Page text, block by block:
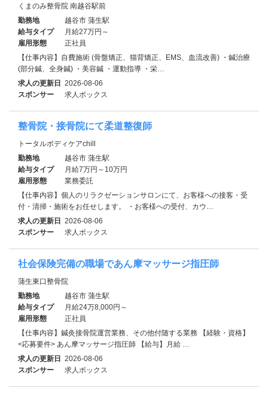
くまのみ整骨院 南越谷駅前
勤務地
越谷市 蒲生駅
給与タイプ
月給27万円～
雇用形態
正社員
【仕事内容】自費施術 (骨盤矯正、猫背矯正、EMS、血流改善) ・鍼治療
(部分鍼、全身鍼) ・美容鍼 ・運動指導 ・栄…
求人の更新日 2026-08-06
スポンサー
求人ボックス
整骨院・接骨院にて柔道整復師
トータルボディケアchill
勤務地
越谷市 蒲生駅
給与タイプ
月給7万円～10万円
雇用形態
業務委託
【仕事内容】個人のリラクゼーションサロンにて、お客様への接客・受
付・清掃・施術をお任せします。 ・お客様への受付、カウ…
求人の更新日 2026-08-06
スポンサー
求人ボックス
社会保険完備の職場であん摩マッサージ指圧師
蒲生東口整骨院
勤務地
越谷市 蒲生駅
給与タイプ
月給24万8,000円～
雇用形態
正社員
【仕事内容】鍼灸接骨院運営業務、その他付随する業務 【経験・資格】
<応募要件> あん摩マッサージ指圧師 【給与】月給 …
求人の更新日 2026-08-06
スポンサー
求人ボックス